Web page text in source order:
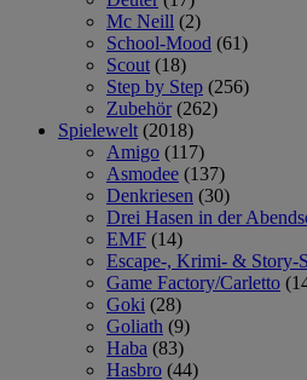
Mc Neill (2)
School-Mood (61)
Scout (18)
Step by Step (256)
Zubehör (262)
Spielewelt (2018)
Amigo (117)
Asmodee (137)
Denkriesen (30)
Drei Hasen in der
EMF (14)
Escape-, Krimi- & Story-
Game Factory/Carletto
Goki (28)
Goliath (9)
Haba (83)
Hasbro (44)